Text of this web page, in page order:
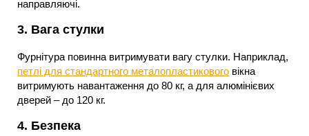
направляючі.
3. Вага стулки
Фурнітура повинна витримувати вагу стулки. Наприклад,
петлі для стандартного металопластикового вікна
витримують навантаження до 80 кг, а для алюмінієвих
дверей – до 120 кг.
4. Безпека